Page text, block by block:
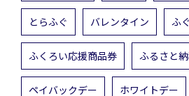
とらふぐ バレンタイン ふ
ふくろい応援商品券 ふるさと
ペイバックデー ホワイトデー